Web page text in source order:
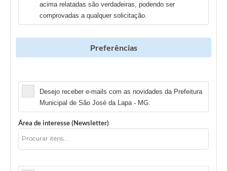
acima relatadas são verdadeiras, podendo ser
comprovadas a qualquer solicitação.
Preferências
Desejo receber e-mails com as novidades da Prefeitura
Municipal de São José da Lapa - MG.
Área de interesse (Newsletter)